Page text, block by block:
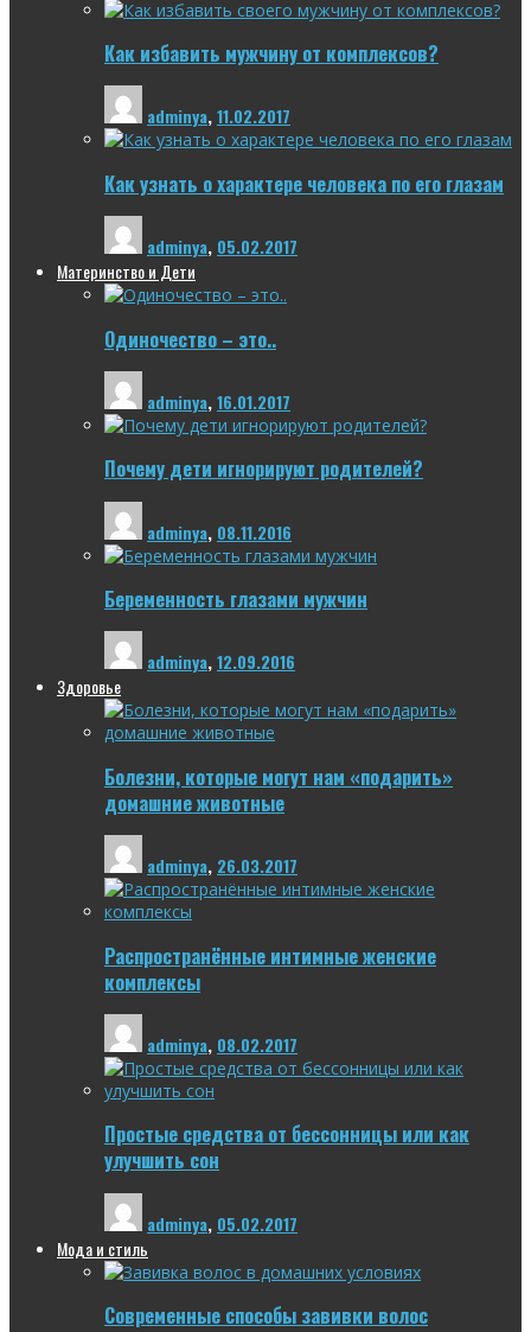
Как избавить мужчину от комплексов?
adminya,11.02.2017
Как узнать о характере человека по его глазам
adminya, 05.02.2017
Материнство и Дети
Одиночество – это..
adminya,16.01.2017
Почему дети игнорируют родителей?
adminya, 08.11.2016
Беременность глазами мужчин
adminya,12.09.2016
Здоровье
Болезни, которые могут нам «подарить»
домашние животные
adminya, 26.03.2017
Распространённые интимные женские
комплексы
adminya, 08.02.2017
Простые средства от бессонницы или как
улучшить сон
adminya, 05.02.2017
Мода и стиль
Современные способы завивки волос